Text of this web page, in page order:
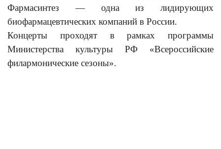
Фармасинтез — одна из лидирующих
биофармацевтических компаний в России.
Концерты проходят в рамках программы
Министерства культуры РФ «Всероссийские
филармонические сезоны».